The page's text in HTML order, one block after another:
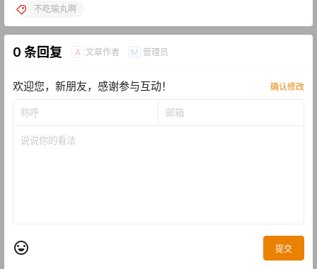
不吃瑜丸啊
0 条回复 A 文章作者 M 管理员
欢迎您，新朋友，感谢参与互动！ 确认修改
提交